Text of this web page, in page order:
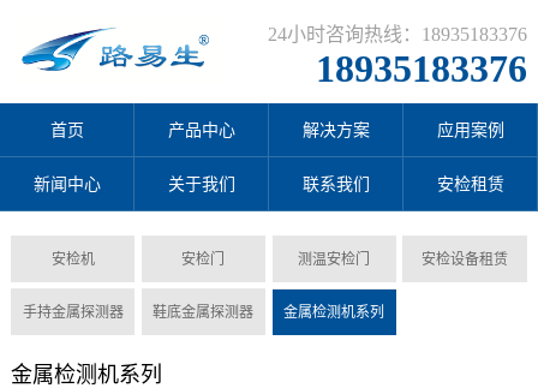
24小时咨询热线：18935183376
18935183376
首页 产品中心 解决方案 应用案例
新闻中心 关于我们 联系我们 安检租赁
安检机 安检门 测温安检门 安检设备租赁
手持金属探测器 鞋底金属探测器 金属检测机系列
金属检测机系列